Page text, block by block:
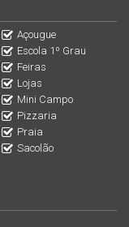
com a
laqueadas
Açougue
Escola 1º Grau
Feiras
Lojas
Mini Campo
Pizzaria
Praia
Sacolão